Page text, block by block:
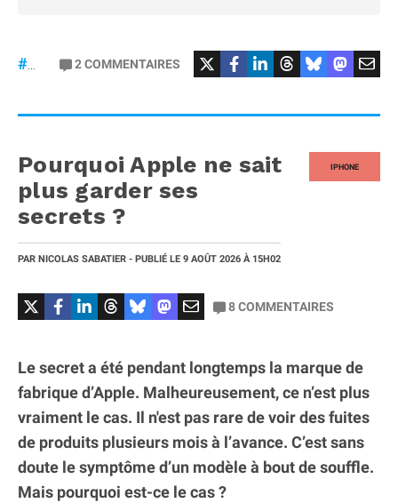
#iPhoneFold #iPhonePliable
2COMMENTAIRES
IPHONE
Pourquoi Apple ne sait
plus garder ses
secrets ?
PAR NICOLAS SABATIER - PUBLIÉ LE 9 AOÛT 2026 À 15H02
8COMMENTAIRES
Le secret a été pendant longtemps la marque de
fabrique d’Apple. Malheureusement, ce n’est plus
vraiment le cas. Il n'est pas rare de voir des fuites
de produits plusieurs mois à l’avance. C’est sans
doute le symptôme d’un modèle à bout de souffle.
Mais pourquoi est-ce le cas ?